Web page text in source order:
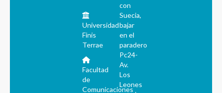
Universidad
Finis
Terrae
Facultad
de
Comunicaciones
con
Suecia,
bajar
en el
paradero
Pc24-
Av.
Los
Leones